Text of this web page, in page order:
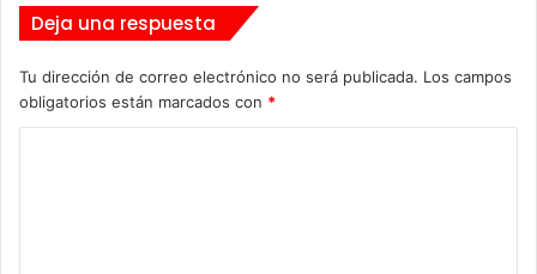
Deja una respuesta
Tu dirección de correo electrónico no será publicada. Los campos
obligatorios están marcados con *